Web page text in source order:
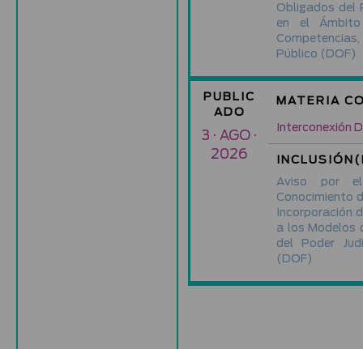
Obligados del
en el
Público (DOF)
PUBLIC
ADO
MATERIA
3 · AGO ·
2026
Interconexión
Aviso por
Conocimiento
Incorporación
a los Modelos
del Poder
(DOF)